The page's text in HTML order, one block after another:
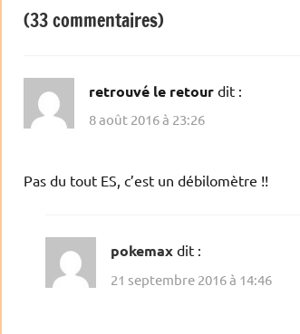
(33 commentaires)
retrouvé le retour dit :
8 août 2016 à 23:26
Pas du tout ES, c’est un débilomètre !!
pokemax dit :
21 septembre 2016 à 14:46